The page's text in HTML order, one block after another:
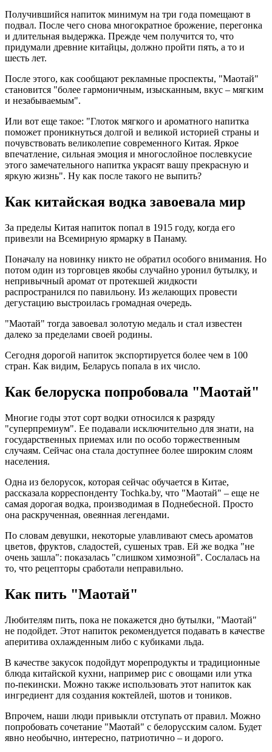
Получившийся напиток минимум на три года помещают в
подвал. После чего снова многократное брожение, перегонка
и длительная выдержка. Прежде чем получится то, что
придумали древние китайцы, должно пройти пять, а то и
шесть лет.
После этого, как сообщают рекламные проспекты, "Маотай"
становится "более гармоничным, изысканным, вкус – мягким
и незабываемым".
Или вот еще такое: "Глоток мягкого и ароматного напитка
поможет проникнуться долгой и великой историей страны и
почувствовать великолепие современного Китая. Яркое
впечатление, сильная эмоция и многослойное послевкусие
этого замечательного напитка украсят вашу прекрасную и
яркую жизнь". Ну как после такого не выпить?
Как китайская водка завоевала мир
За пределы Китая напиток попал в 1915 году, когда его
привезли на Всемирную ярмарку в Панаму.
Поначалу на новинку никто не обратил особого внимания. Но
потом один из торговцев якобы случайно уронил бутылку, и
непривычный аромат от протекшей жидкости
распространился по павильону. Из желающих провести
дегустацию выстроилась громадная очередь.
"Маотай" тогда завоевал золотую медаль и стал известен
далеко за пределами своей родины.
Сегодня дорогой напиток экспортируется более чем в 100
стран. Как видим, Беларусь попала в их число.
Как белоруска попробовала "Маотай"
Многие годы этот сорт водки относился к разряду
"суперпремиум". Ее подавали исключительно для знати, на
государственных приемах или по особо торжественным
случаям. Сейчас она стала доступнее более широким слоям
населения.
Одна из белорусок, которая сейчас обучается в Китае,
рассказала корреспонденту Tochka.by, что "Маотай" – еще не
самая дорогая водка, производимая в Поднебесной. Просто
она раскрученная, овеянная легендами.
По словам девушки, некоторые улавливают смесь ароматов
цветов, фруктов, сладостей, сушеных трав. Ей же водка "не
очень зашла": показалась "слишком химозной". Сослалась на
то, что рецепторы сработали неправильно.
Как пить "Маотай"
Любителям пить, пока не покажется дно бутылки, "Маотай"
не подойдет. Этот напиток рекомендуется подавать в качестве
аперитива охлажденным либо с кубиками льда.
В качестве закусок подойдут морепродукты и традиционные
блюда китайской кухни, например рис с овощами или утка
по-пекински. Можно также использовать этот напиток как
ингредиент для создания коктейлей, шотов и тоников.
Впрочем, наши люди привыкли отступать от правил. Можно
попробовать сочетание "Маотай" с белорусским салом. Будет
явно необычно, интересно, патриотично – и дорого.